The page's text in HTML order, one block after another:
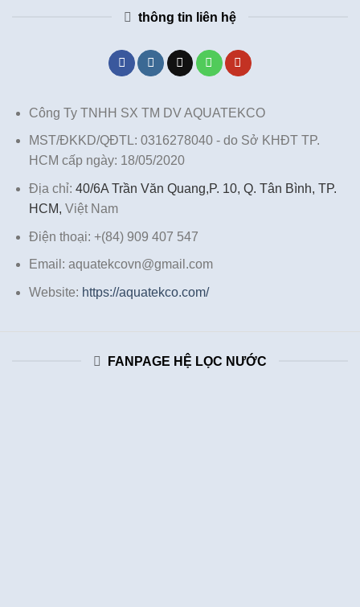
thông tin liên hệ
Công Ty TNHH SX TM DV AQUATEKCO
MST/ĐKKD/QĐTL: 0316278040 - do Sở KHĐT TP.
HCM cấp ngày: 18/05/2020
Địa chỉ: 40/6A Trần Văn Quang,P. 10, Q. Tân Bình, TP.
HCM, Việt Nam
Điện thoại: +(84) 909 407 547
Email: aquatekcovn@gmail.com
Website: https://aquatekco.com/
FANPAGE HỆ LỌC NƯỚC